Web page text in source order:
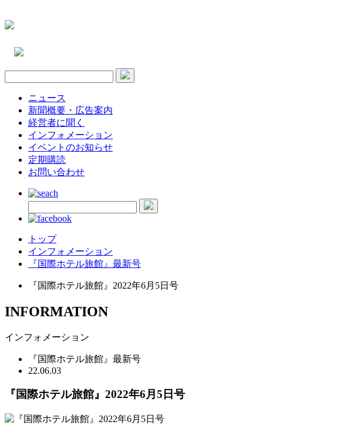
ニュース
新聞概要・広告案内
経営者に聞く
インフォメーション
イベントのお知らせ
定期購読
お問い合わせ
トップ
インフォメーション
『国際ホテル旅館』最新号
『国際ホテル旅館』2022年6月5日号
INFORMATION
インフォメーション
『国際ホテル旅館』最新号
22.06.03
『国際ホテル旅館』2022年6月5日号